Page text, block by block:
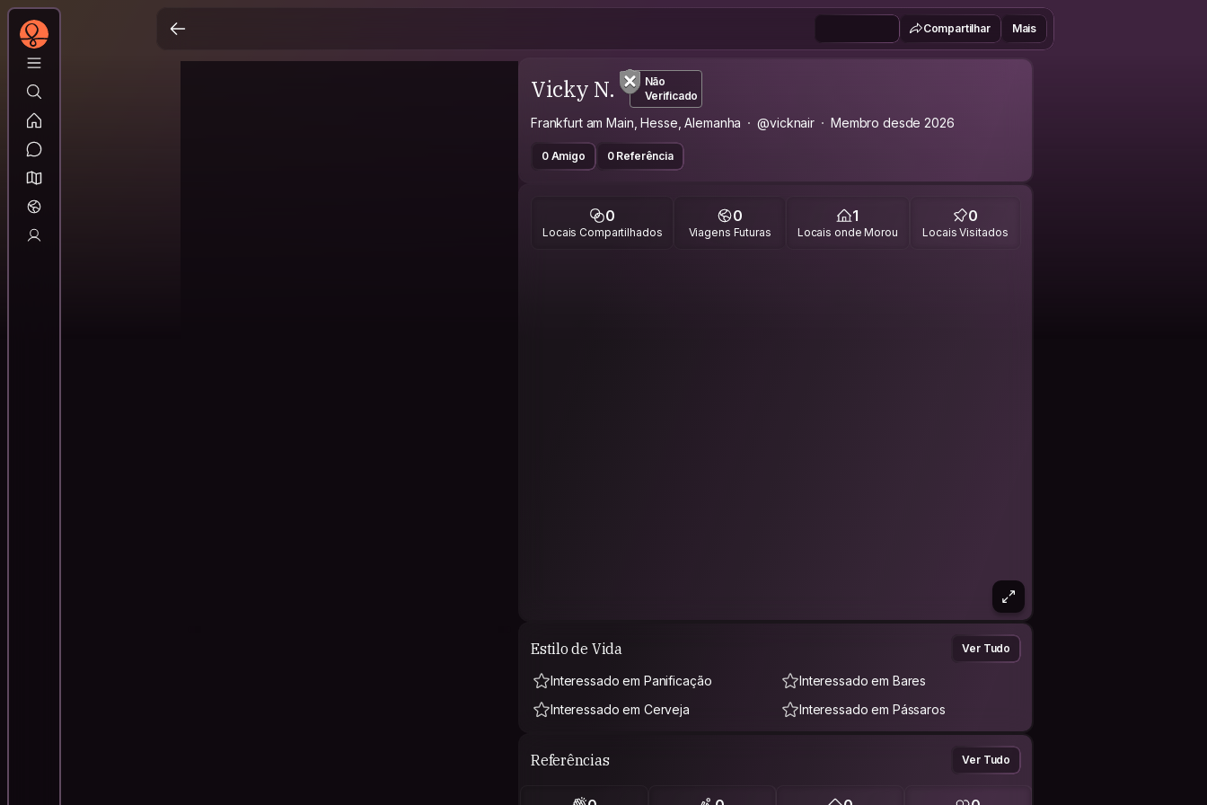
Compartilhar Mais
Vicky N.
Não
Verificado
Frankfurt am Main, Hesse, Alemanha @vicknair Membro desde 2026
0 Amigo 0 Referência
0
Locais Compartilhados
0
Viagens Futuras
1
Locais onde Morou
0
Locais Visitados
Estilo de Vida Ver Tudo
Interessado em Panificação
Interessado em Bares
Interessado em Cerveja
Interessado em Pássaros
Referências Ver Tudo